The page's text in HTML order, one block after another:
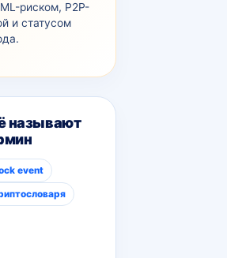
рискoм, P2P-
и статусом
называют
event